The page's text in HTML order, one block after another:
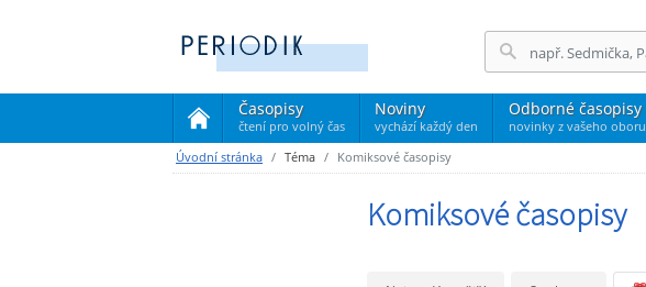
Časopisy
čtení pro volný čas
(current)
Noviny
vychází každý den
Odborné časopisy
novinky z vašeho oboru
Úvodní stránka Téma Komiksové časopisy
Komiksové časopisy